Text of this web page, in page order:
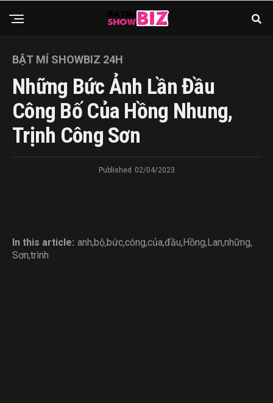
BẬT MÍ SHOWBIZ 24H
Những Bức Ảnh Lần Đầu
Công Bố Của Hồng Nhung,
Trịnh Công Sơn
Published 02/04/2023
In this article: anh,bộ,bức,công,của,đầu,Hồng,Lan,những,
Sơn,trình